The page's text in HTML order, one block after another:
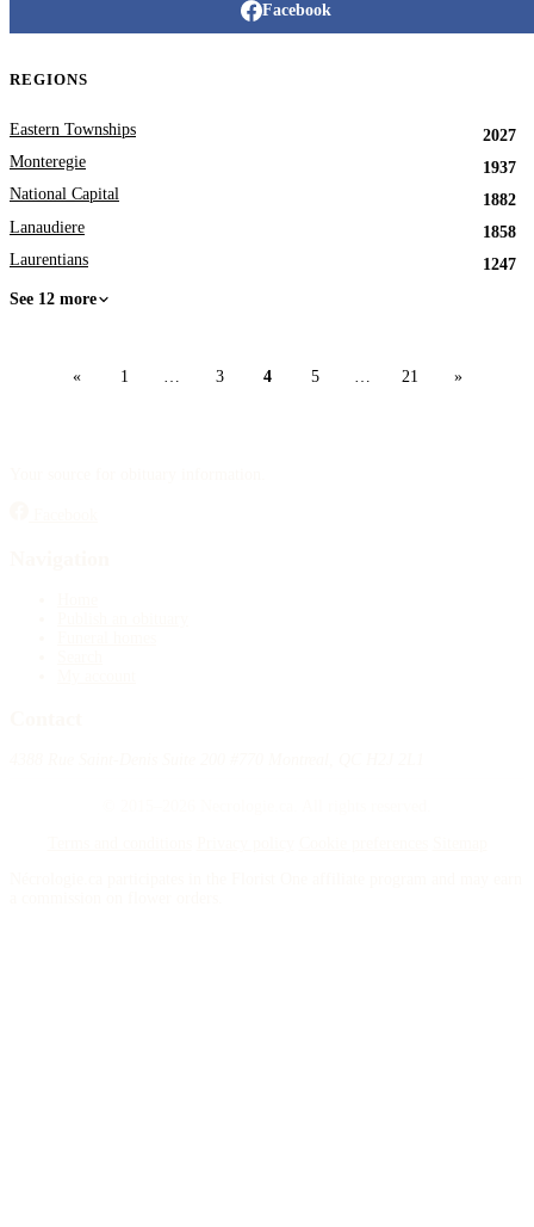
Facebook
REGIONS
Eastern Townships
2027
Monteregie
1937
National Capital
1882
Lanaudiere
1858
Laurentians
1247
See 12 more
« 1 … 3 4 5 … 21 »